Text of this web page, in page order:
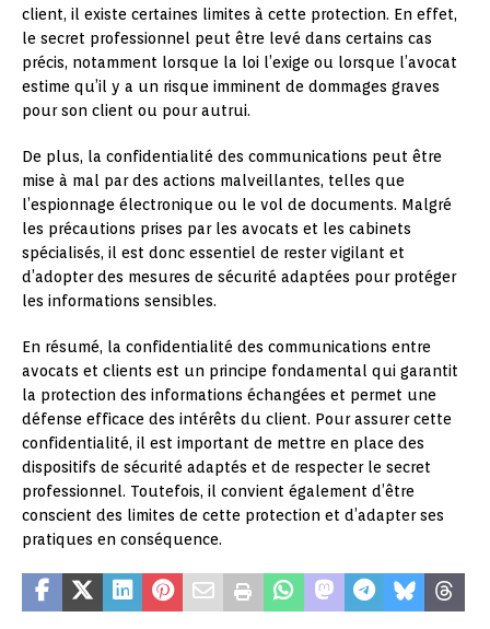
client, il existe certaines limites à cette protection. En effet,
le secret professionnel peut être levé dans certains cas
précis, notamment lorsque la loi l’exige ou lorsque l’avocat
estime qu’il y a un risque imminent de dommages graves
pour son client ou pour autrui.
De plus, la confidentialité des communications peut être
mise à mal par des actions malveillantes, telles que
l’espionnage électronique ou le vol de documents. Malgré
les précautions prises par les avocats et les cabinets
spécialisés, il est donc essentiel de rester vigilant et
d’adopter des mesures de sécurité adaptées pour protéger
les informations sensibles.
En résumé, la confidentialité des communications entre
avocats et clients est un principe fondamental qui garantit
la protection des informations échangées et permet une
défense efficace des intérêts du client. Pour assurer cette
confidentialité, il est important de mettre en place des
dispositifs de sécurité adaptés et de respecter le secret
professionnel. Toutefois, il convient également d’être
conscient des limites de cette protection et d’adapter ses
pratiques en conséquence.